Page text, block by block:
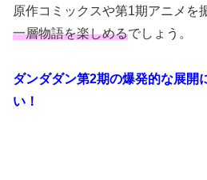
原作コミックスや第1期アニメを
一層物語を楽しめるでしょう。
ダンダダン第2期の爆発的な展開
い！